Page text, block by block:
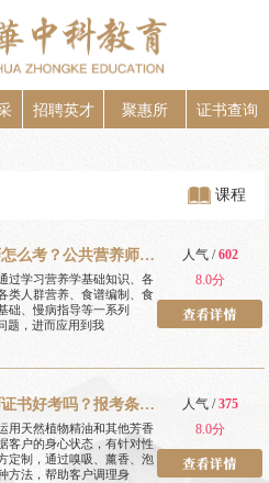
招聘英才 聚惠所 证书查询
课程
么考？公共营养师报
过学习营养学基础知识、各
类人群营养、食谱编制、食
础、慢病指导等一系列
题，进而应用到我
人气 /602
8.0分
书好考吗？报考条件
用天然植物精油和其他芳香
客户的身心状态，有针对性
定制，通过嗅吸、薰香、泡
方法，帮助客户调理身
人气 /375
8.0分